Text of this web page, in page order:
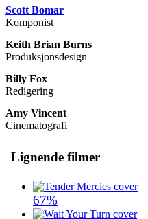
Scott Bomar
Komponist
Keith Brian Burns
Produksjonsdesign
Billy Fox
Redigering
Amy Vincent
Cinematografi
Lignende filmer
67%